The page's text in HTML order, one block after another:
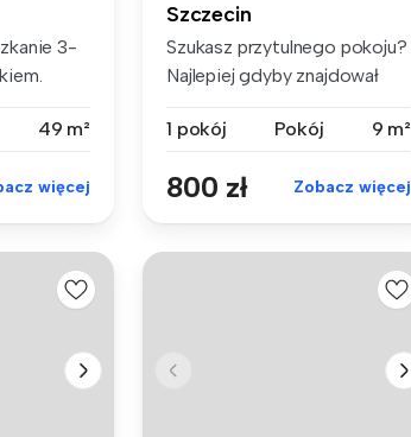
3-
49 m²
więcej
Szczecin
Szukasz przytulnego pokoju?
Najlepiej gdyby znajdował
1 pokój
Pokój 9 m²
800 zł Zobacz więcej